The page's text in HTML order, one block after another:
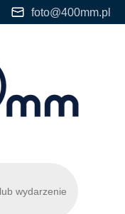
foto@400mm.pl